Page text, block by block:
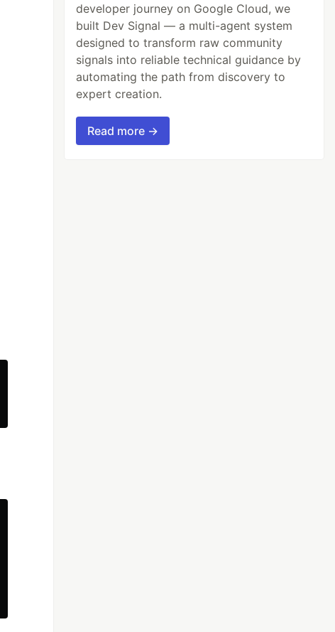
developer journey on Google Cloud, we
built Dev Signal — a multi-agent system
designed to transform raw community
signals into reliable technical guidance by
automating the path from discovery to
expert creation.
Read more →